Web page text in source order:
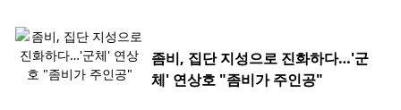
좀비, 집단 지성으로 진화하다…'군
체' 연상호 "좀비가 주인공"